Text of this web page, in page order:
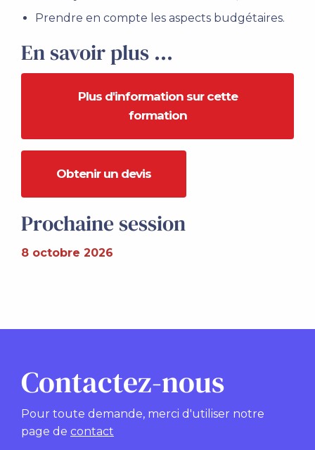
Prendre en compte les aspects budgétaires.
En savoir plus ...
Plus d'information sur cette
formation
Obtenir un devis
Prochaine session
8 octobre 2026
Contactez-nous
Pour toute demande, merci d'utiliser notre
page de contact